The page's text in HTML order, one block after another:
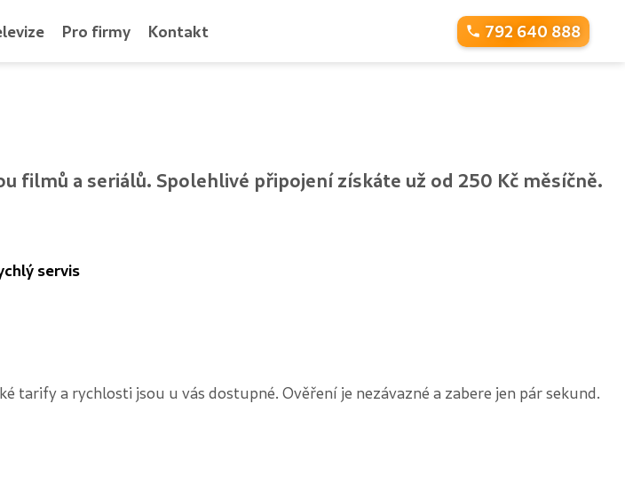
Pro firmy Kontakt 792 640 888
filmů a seriálů. Spolehlivé připojení získáte už od 250 Kč měsíčně.
servis
tarify a rychlosti jsou u vás dostupné. Ověření je nezávazné a zabere jen pár sekund.